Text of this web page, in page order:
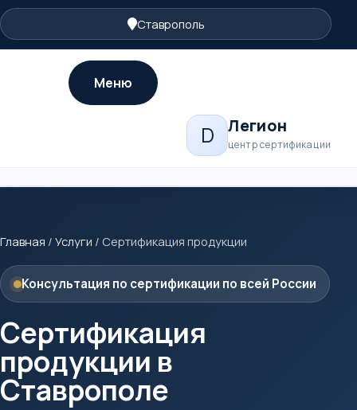
Ставрополь
D Легион
центр сертификации
Меню
Главная / Услуги / Сертификация продукции
Консультация по сертификации по всей России
Сертификация
продукции в
Ставрополе